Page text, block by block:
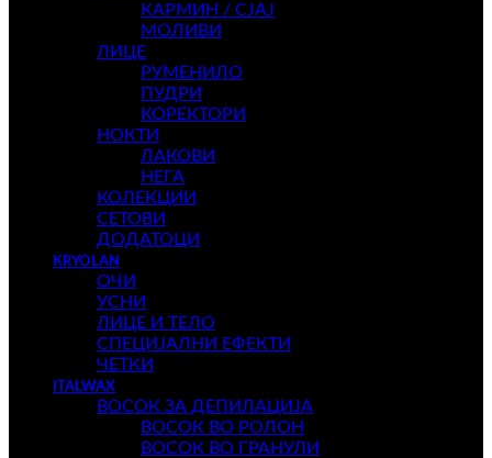
КАРМИН / СЈАЈ
МОЛИВИ
ЛИЦЕ
РУМЕНИЛО
ПУДРИ
КОРЕКТОРИ
НОКТИ
ЛАКОВИ
НЕГА
КОЛЕКЦИИ
СЕТОВИ
ДОДАТОЦИ
KRYOLAN
ОЧИ
УСНИ
ЛИЦЕ И ТЕЛО
СПЕЦИЈАЛНИ ЕФЕКТИ
ЧЕТКИ
ITALWAX
ВОСОК ЗА ДЕПИЛАЦИЈА
ВОСОК ВО РОЛОН
ВОСОК ВО ГРАНУЛИ